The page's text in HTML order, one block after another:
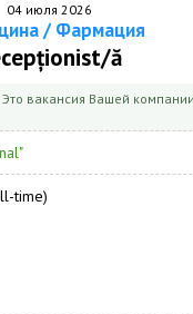
04 июля 2026
/ Фармация
ă
вакансия Вашей
time)